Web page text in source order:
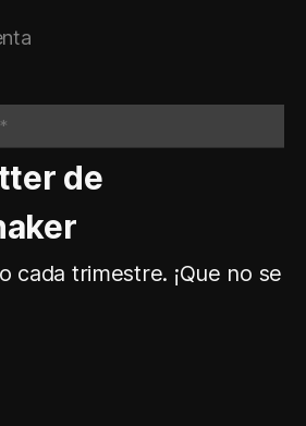
de
cada trimestre. ¡Que no se